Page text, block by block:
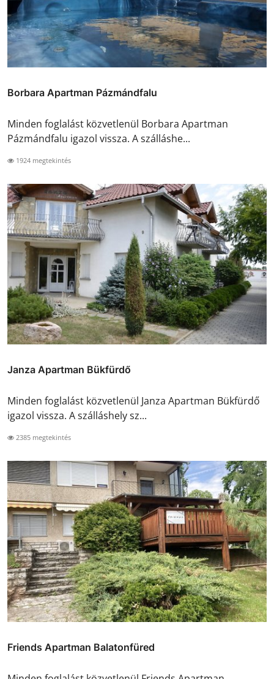
Borbara Apartman Pázmándfalu
Minden foglalást közvetlenül Borbara Apartman
Pázmándfalu igazol vissza. A szálláshe...
1924 megtekintés
Janza Apartman Bükfürdő
Minden foglalást közvetlenül Janza Apartman Bükfürdő
igazol vissza. A szálláshely sz...
2385 megtekintés
Friends Apartman Balatonfüred